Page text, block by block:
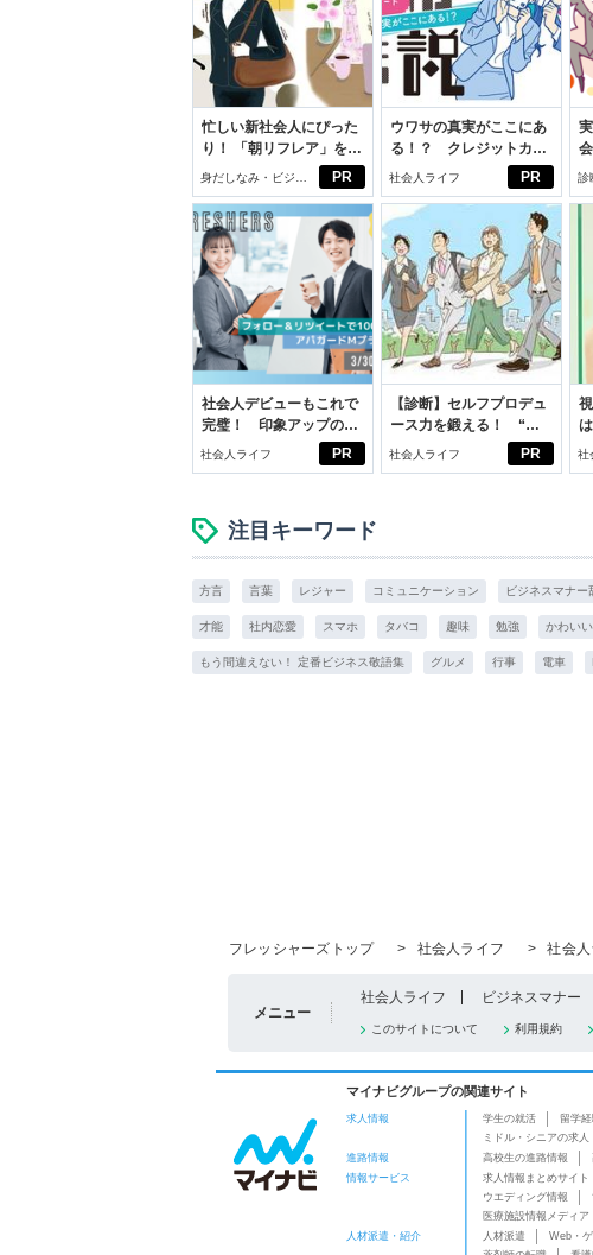
PR
忙しい新社会人にぴった
り！ 「朝リフレア」をは
じめよう。しっかりニオ
イケアして24時間快適。
身だしなみ・ビジネ
スアイテム
PR
ウワサの真実がここにあ
る！？ クレジットカー
ドの都市伝説
社会人ライフ 診
PR
社会人デビューもこれで
完璧！ 印象アップのセ
ルフプロデュース術
社会人ライフ PR
【診断】セルフプロデュ
ース力を鍛える！ “ジ
ブン観”診断
社会人ライフ 社
注目キーワード
方言 言葉 レジャー コミュニケーション ビジネスマナー
才能 社内恋愛 スマホ タバコ 趣味 勉強 かわいい
もう間違えない！ 定番ビジネス敬語集 グルメ 行事 電車
フレッシャーズトップ
> 社会人ライフ > 社会
メニュー
社会人ライフ ビジネスマナー
このサイトについて 利用規約
マイナビグループの関連サイト
求人情報 学生の就活 留学
ミドル・シニアの求人
進路情報
高校生の進路情報
情報サービス
求人情報まとめサイト
ウエディング情報
医療施設情報メディア
人材派遣・紹介
人材派遣 Web・